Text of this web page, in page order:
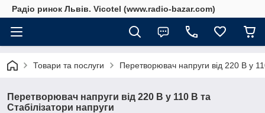
Радіо ринок Львів. Vicotel (www.radio-bazar.com)
Товари та послуги Перетворювач напруги від 220 В у
Перетворювач напруги від 220 В у 110 В та
Стабілізатори напруги